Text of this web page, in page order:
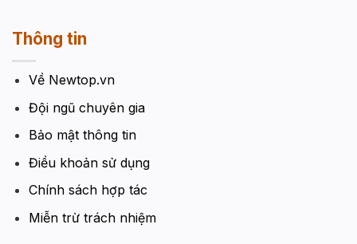
Thông tin
Về Newtop.vn
Đội ngũ chuyên gia
Bảo mật thông tin
Điều khoản sử dụng
Chính sách hợp tác
Miễn trừ trách nhiệm